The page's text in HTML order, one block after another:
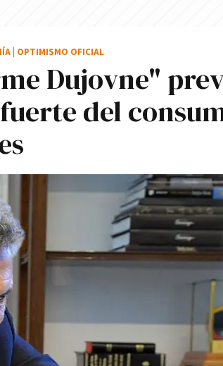
Dujovne"
del
OPTIMISMO OFICIAL